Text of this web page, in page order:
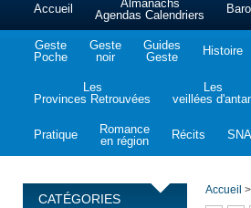
Accueil
Almanachs
Agendas Calendriers
Geste
Poche
Geste
noir
Guides
Geste
Histoire
Les
Provinces Retrouvées
Les
veillées
Pratique
Romance
en région
Récits
CATÉGORIES
Accueil >